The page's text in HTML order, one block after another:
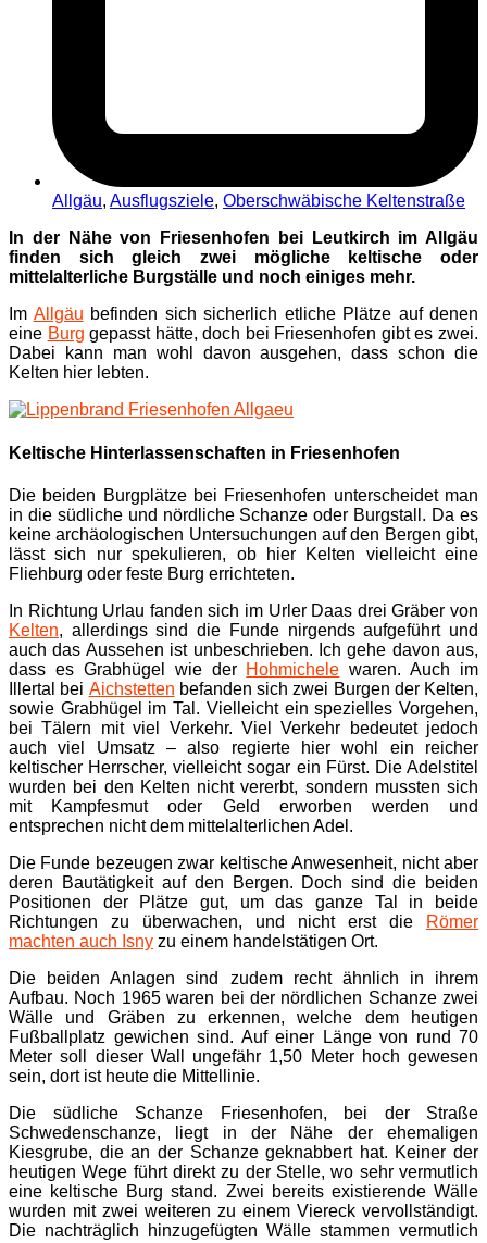
Allgäu, Ausflugsziele, Oberschwäbische Keltenstraße
In der Nähe von Friesenhofen bei Leutkirch im Allgäu
finden sich gleich zwei mögliche keltische oder
mittelalterliche Burgställe und noch einiges mehr.
Im Allgäu befinden sich sicherlich etliche Plätze auf denen
eine Burg gepasst hätte, doch bei Friesenhofen gibt es zwei.
Dabei kann man wohl davon ausgehen, dass schon die
Kelten hier lebten.
Keltische Hinterlassenschaften in Friesenhofen
Die beiden Burgplätze bei Friesenhofen unterscheidet man
in die südliche und nördliche Schanze oder Burgstall. Da es
keine archäologischen Untersuchungen auf den Bergen gibt,
lässt sich nur spekulieren, ob hier Kelten vielleicht eine
Fliehburg oder feste Burg errichteten.
In Richtung Urlau fanden sich im Urler Daas drei Gräber von
Kelten, allerdings sind die Funde nirgends aufgeführt und
auch das Aussehen ist unbeschrieben. Ich gehe davon aus,
dass es Grabhügel wie der Hohmichele waren. Auch im
Illertal bei Aichstetten befanden sich zwei Burgen der Kelten,
sowie Grabhügel im Tal. Vielleicht ein spezielles Vorgehen,
bei Tälern mit viel Verkehr. Viel Verkehr bedeutet jedoch
auch viel Umsatz – also regierte hier wohl ein reicher
keltischer Herrscher, vielleicht sogar ein Fürst. Die Adelstitel
wurden bei den Kelten nicht vererbt, sondern mussten sich
mit Kampfesmut oder Geld erworben werden und
entsprechen nicht dem mittelalterlichen Adel.
Die Funde bezeugen zwar keltische Anwesenheit, nicht aber
deren Bautätigkeit auf den Bergen. Doch sind die beiden
Positionen der Plätze gut, um das ganze Tal in beide
Richtungen zu überwachen, und nicht erst die
Römer
machten auch Isny zu einem handelstätigen Ort.
Die beiden Anlagen sind zudem recht ähnlich in ihrem
Aufbau. Noch 1965 waren bei der nördlichen Schanze zwei
Wälle und Gräben zu erkennen, welche dem heutigen
Fußballplatz gewichen sind. Auf einer Länge von rund 70
Meter soll dieser Wall ungefähr 1,50 Meter hoch gewesen
sein, dort ist heute die Mittellinie.
Die südliche Schanze Friesenhofen, bei der Straße
Schwedenschanze, liegt in der Nähe der ehemaligen
Kiesgrube, die an der Schanze geknabbert hat. Keiner der
heutigen Wege führt direkt zu der Stelle, wo sehr vermutlich
eine keltische Burg stand. Zwei bereits existierende Wälle
wurden mit zwei weiteren zu einem Viereck vervollständigt.
Die nachträglich hinzugefügten Wälle stammen vermutlich